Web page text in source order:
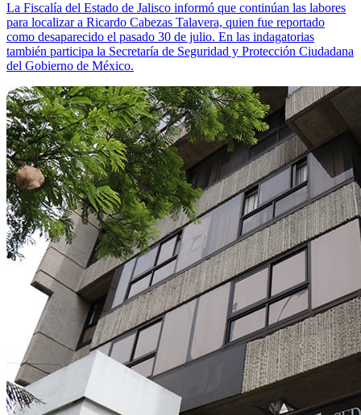
La Fiscalía del Estado de Jalisco informó que continúan las labores
para localizar a Ricardo Cabezas Talavera, quien fue reportado
como desaparecido el pasado 30 de julio. En las indagatorias
también participa la Secretaría de Seguridad y Protección Ciudadana
del Gobierno de México.